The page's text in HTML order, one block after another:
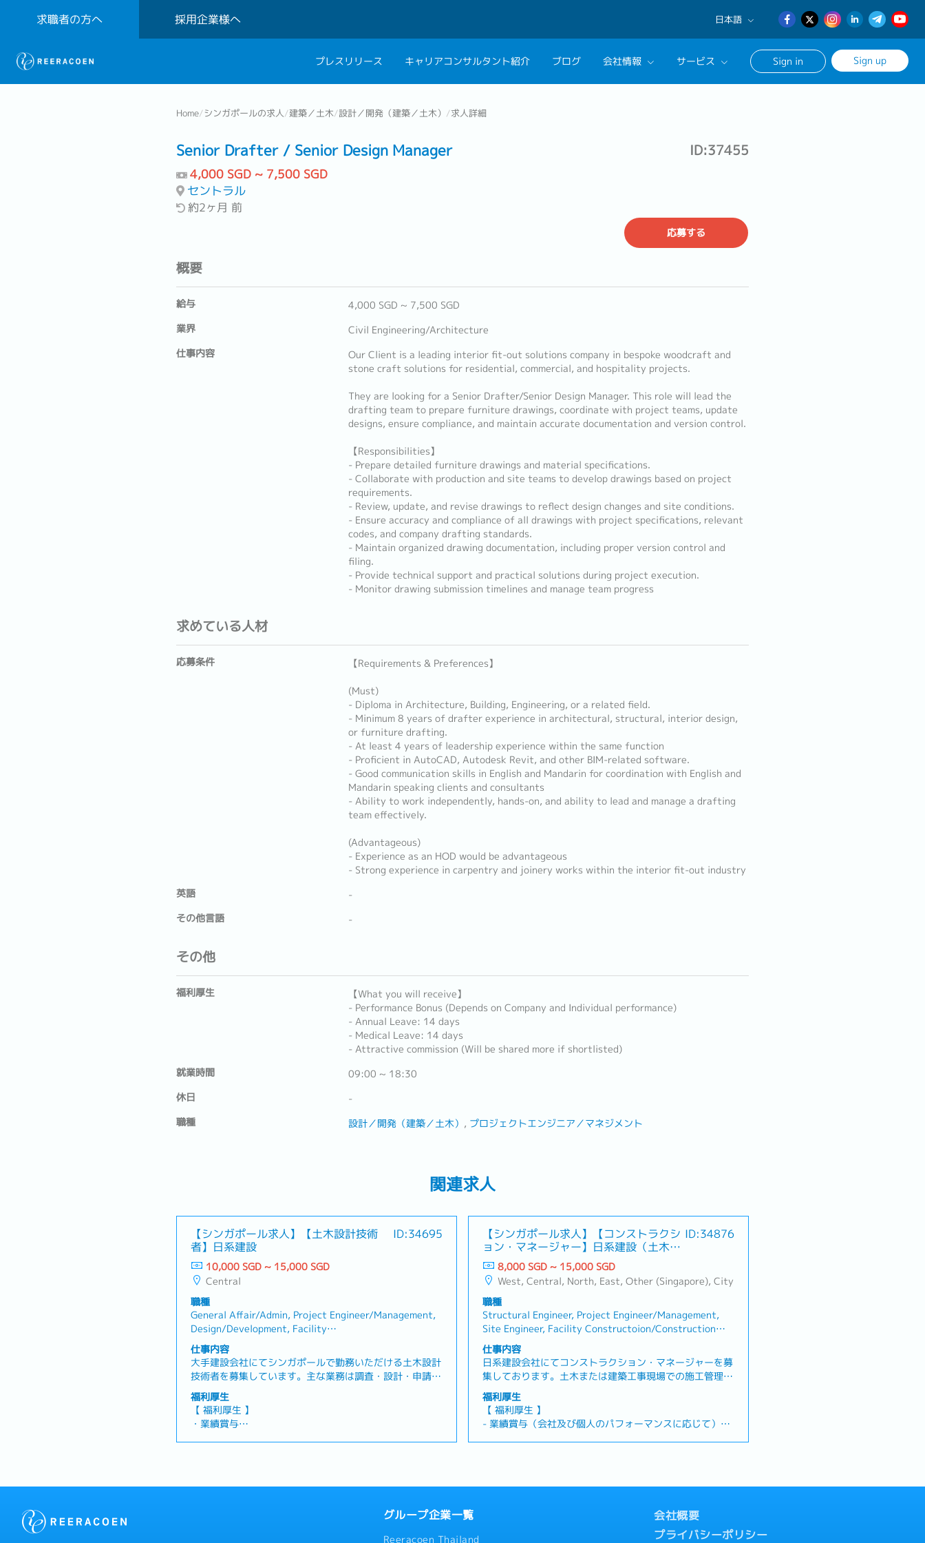
求職者の方へ 採用企業様へ 日本語
English
日本語
プレスリリース キャリアコンサルタント紹介 ブログ 会社情報 サービス Sign in Sign up
Home/シンガポールの求人/建築／土木/設計／開発（建築／土木） /求人詳細
Senior Drafter / Senior Design Manager ID:37455
4,000 SGD ~ 7,500 SGD
セントラル
約2ヶ月 前
応募する
概要
給与
4,000 SGD ~ 7,500 SGD
業界
Civil Engineering/Architecture
仕事内容
Our Client is a leading interior fit-out solutions company in bespoke woodcraft and
stone craft solutions for residential, commercial, and hospitality projects.
They are looking for a Senior Drafter/Senior Design Manager. This role will lead the
drafting team to prepare furniture drawings, coordinate with project teams, update
designs, ensure compliance, and maintain accurate documentation and version control.
【Responsibilities】
- Prepare detailed furniture drawings and material specifications.
- Collaborate with production and site teams to develop drawings based on project
requirements.
- Review, update, and revise drawings to reflect design changes and site conditions.
- Ensure accuracy and compliance of all drawings with project specifications, relevant
codes, and company drafting standards.
- Maintain organized drawing documentation, including proper version control and
filing.
- Provide technical support and practical solutions during project execution.
- Monitor drawing submission timelines and manage team progress
求めている人材
応募条件
【Requirements & Preferences】
(Must)
- Diploma in Architecture, Building, Engineering, or a related field.
- Minimum 8 years of drafter experience in architectural, structural, interior design,
or furniture drafting.
- At least 4 years of leadership experience within the same function
- Proficient in AutoCAD, Autodesk Revit, and other BIM-related software.
- Good communication skills in English and Mandarin for coordination with English and
Mandarin speaking clients and consultants
- Ability to work independently, hands-on, and ability to lead and manage a drafting
team effectively.
(Advantageous)
- Experience as an HOD would be advantageous
- Strong experience in carpentry and joinery works within the interior fit-out industry
英語
-
その他言語
-
その他
福利厚生
【What you will receive】
- Performance Bonus (Depends on Company and Individual performance)
- Annual Leave: 14 days
- Medical Leave: 14 days
- Attractive commission (Will be shared more if shortlisted)
就業時間
09:00 ~ 18:30
休日
-
職種
設計／開発（建築／土木） プロジェクトエンジニア／マネジメント
関連求人
【シンガポール求人】【土木設計技術
者】日系建設
ID:34695
10,000 SGD ~ 15,000 SGD
Central
職種
General Affair/Admin, Project Engineer/Management,
Design/Development, Facility
Constructoion/Construction Management
仕事内容
大手建設会社にてシンガポールで勤務いただける土木設計
技術者を募集しています。主な業務は調査・設計・申請・
施工時対応です。土木作業の担当者に対して技術的なアド
バイスをしていただき現場を見回って進行状況を把握し、
設計通りに進んでいるのかをご確認いただきます。【 業
務内容 】・ODA入札の設計業務（シンガポールにて）・
ODA工事の設計業務（海外の場合は長期出張や現地駐在
条件に加えて工事による経済効果などの社会経済的条件に
アドバイス・プロジェクトが設計通りに進んでいるかの確
福利厚生
【 福利厚生 】
・業績賞与
【シンガポール求人】【コンストラクシ
ョン・マネージャー】日系建設（土木／
建築）
ID:34876
8,000 SGD ~ 15,000 SGD
West, Central, North, East, Other (Singapore), City
職種
Structural Engineer, Project Engineer/Management,
Site Engineer, Facility Constructoion/Construction
Management
仕事内容
日系建設会社にてコンストラクション・マネージャーを募
集しております。土木または建築工事現場での施工管理業
務を担当していただきます。【 業務内容 】・プロジェク
トに関連する各種業務計画の策定と実行及び管理 （品質
／出来形／工程／原価／安全環境／予算／資材調達等）・
顧客、工事業者、クライアントとの調整・安全、品質管理
サポート・スタッフのマネジメント・各種資料作成
福利厚生
【 福利厚生 】
- 業績賞与（会社及び個人のパフォーマンスに応じて）
グループ企業一覧
Reeracoen Thailand
会社概要
プライバシーポリシー